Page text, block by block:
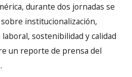
durante dos jornadas se
institucionalización,
sostenibilidad y calidad
un reporte de prensa del